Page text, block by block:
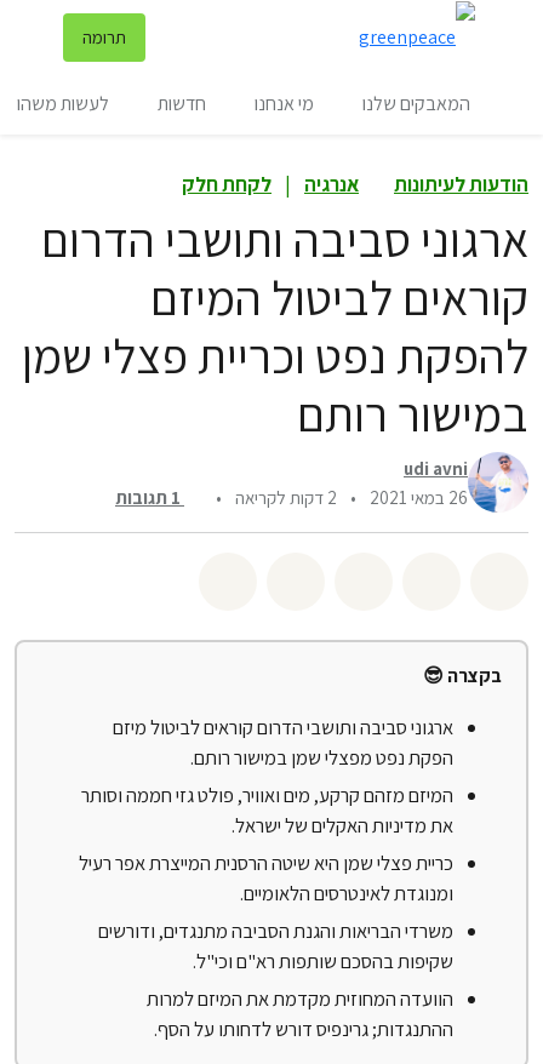
תרומה
המאבקים שלנו מי אנחנו חדשות לעשות משהו
הודעות לעיתונות אנרגיה | לקחת חלק
ארגוני סביבה ותושבי הדרום
קוראים לביטול המיזם
להפקת נפט וכריית פצלי שמן
במישור רותם
udi avni
26 במאי 2021
• 2 דקות לקריאה •
1 תגובות
בקצרה 😎
ארגוני סביבה ותושבי הדרום קוראים לביטול מיזם
הפקת נפט מפצלי שמן במישור רותם.
המיזם מזהם קרקע, מים ואוויר, פולט גזי חממה וסותר
את מדיניות האקלים של ישראל.
כריית פצלי שמן היא שיטה הרסנית המייצרת אפר רעיל
ומנוגדת לאינטרסים הלאומיים.
משרדי הבריאות והגנת הסביבה מתנגדים, ודורשים
שקיפות בהסכם שותפות רא"ם וכי"ל.
הוועדה המחוזית מקדמת את המיזם למרות
ההתנגדות; גרינפיס דורש לדחותו על הסף.